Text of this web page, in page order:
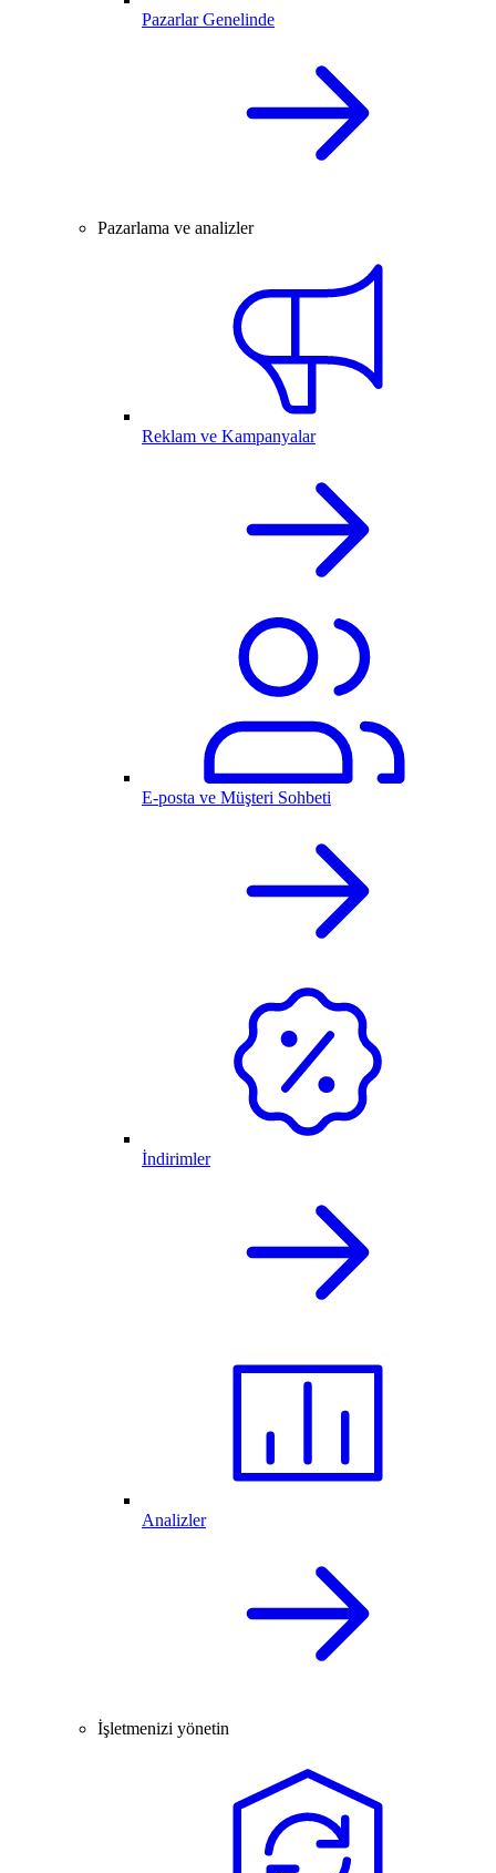
Pazarlar Genelinde
Pazarlama ve analizler
Reklam ve Kampanyalar
E-posta ve Müşteri Sohbeti
İndirimler
Analizler
İşletmenizi yönetin